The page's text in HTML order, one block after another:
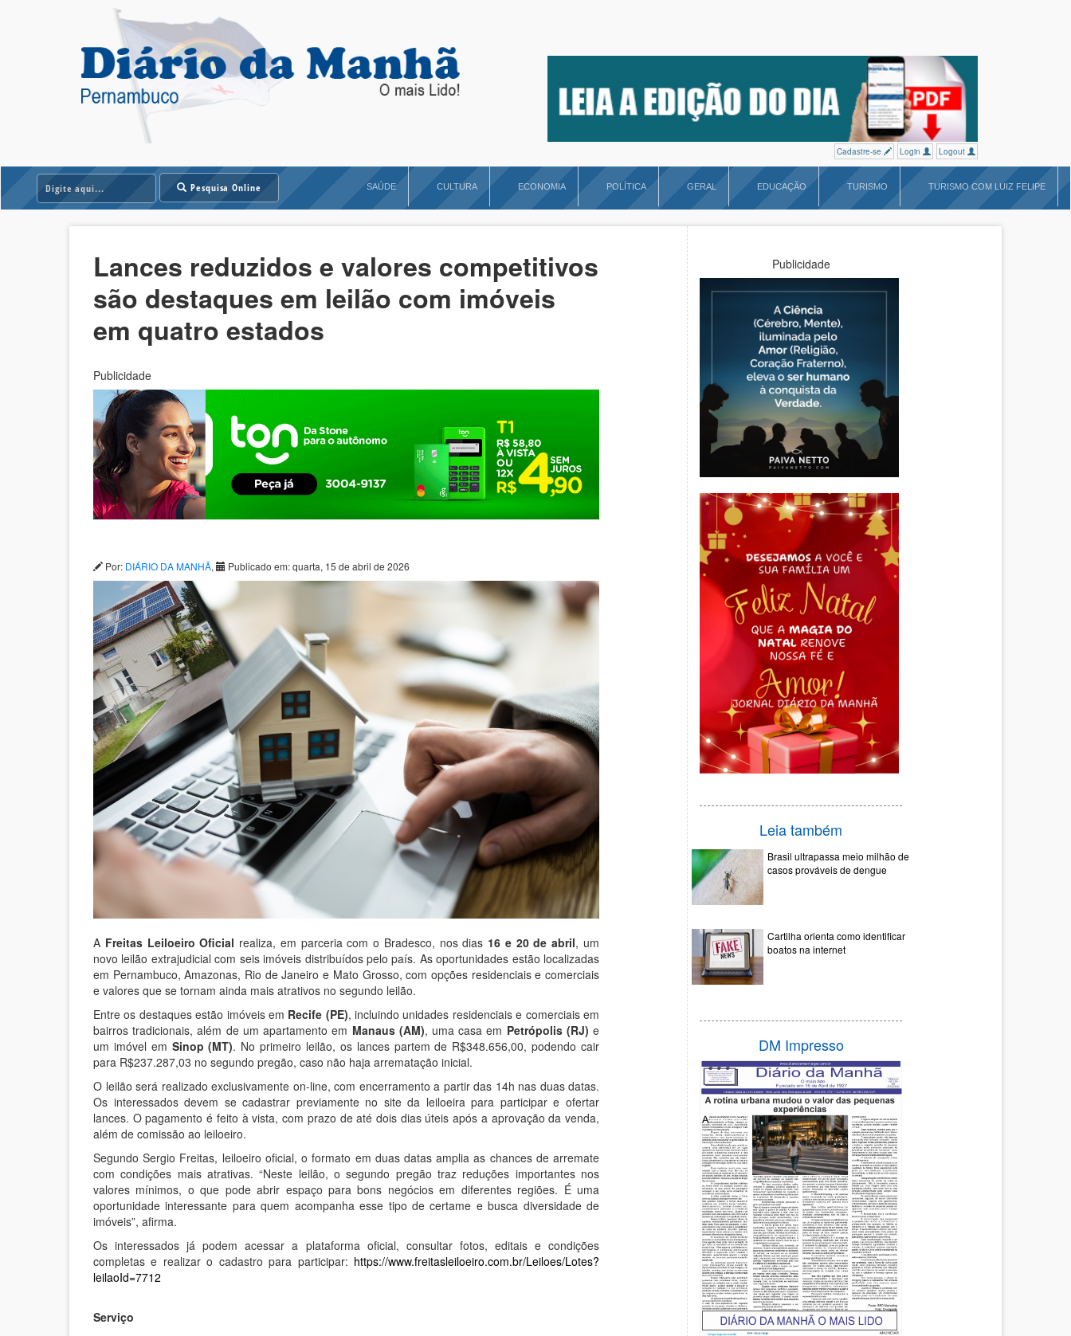
Cadastre-se Login Logout
Pesquisa Online SAÚDE CULTURA ECONOMIA POLÍTICA GERAL EDUCAÇÃO TURISMO TURISMO COM LUIZ FELIPE
Lances reduzidos e valores competitivos
são destaques em leilão com imóveis
em quatro estados
Publicidade
Por: DIÁRIO DA MANHÃ, Publicado em: quarta, 15 de abril de 2026
A Freitas Leiloeiro Oficial realiza, em parceria com o Bradesco, nos dias 16 e 20 de abril, um
novo leilão extrajudicial com seis imóveis distribuídos pelo país. As oportunidades estão localizadas
em Pernambuco, Amazonas, Rio de Janeiro e Mato Grosso, com opções residenciais e comerciais
e valores que se tornam ainda mais atrativos no segundo leilão.
Entre os destaques estão imóveis em Recife (PE), incluindo unidades residenciais e comerciais em
bairros tradicionais, além de um apartamento em Manaus (AM), uma casa em Petrópolis (RJ)e
um imóvel em Sinop (MT). No primeiro leilão, os lances partem de R$348.656,00, podendo cair
para R$237.287,03 no segundo pregão, caso não haja arrematação inicial.
O leilão será realizado exclusivamente on-line, com encerramento a partir das 14h nas duas datas.
Os interessados devem se cadastrar previamente no site da leiloeira para participar e ofertar
lances. O pagamento é feito à vista, com prazo de até dois dias úteis após a aprovação da venda,
além de comissão ao leiloeiro.
Segundo Sergio Freitas, leiloeiro oficial, o formato em duas datas amplia as chances de arremate
com condições mais atrativas. “Neste leilão, o segundo pregão traz reduções importantes nos
valores mínimos, o que pode abrir espaço para bons negócios em diferentes regiões. É uma
oportunidade interessante para quem acompanha esse tipo de certame e busca diversidade de
imóveis”, afirma.
Os interessados já podem acessar a plataforma oficial, consultar fotos, editais e condições
completas e realizar o cadastro para participar: https://www.freitasleiloeiro.com.br/Leiloes/Lotes?
leilaoId=7712
Serviço
Publicidade
Leia também
Brasil ultrapassa meio milhão de
casos prováveis de dengue
Cartilha orienta como identificar
boatos na internet
DM Impresso